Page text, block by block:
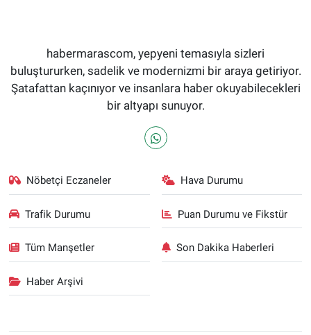
habermarascom, yepyeni temasıyla sizleri
buluştururken, sadelik ve modernizmi bir araya getiriyor.
Şatafattan kaçınıyor ve insanlara haber okuyabilecekleri
bir altyapı sunuyor.
Nöbetçi Eczaneler Hava Durumu
Trafik Durumu Puan Durumu ve Fikstür
Tüm Manşetler Son Dakika Haberleri
Haber Arşivi